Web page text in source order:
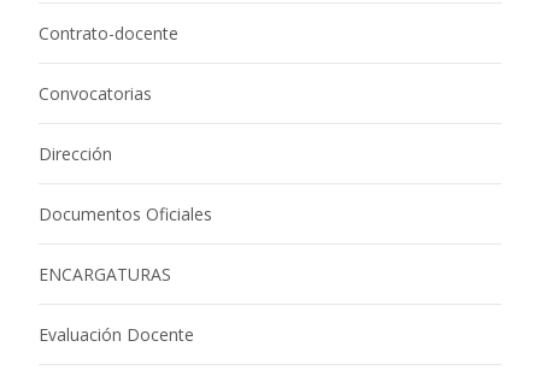
Contrato-docente
Convocatorias
Dirección
Documentos Oficiales
ENCARGATURAS
Evaluación Docente